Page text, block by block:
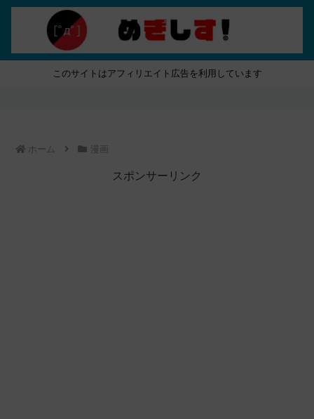
このサイトはアフィリエイト広告を利用しています
ホーム 漫画
スポンサーリンク